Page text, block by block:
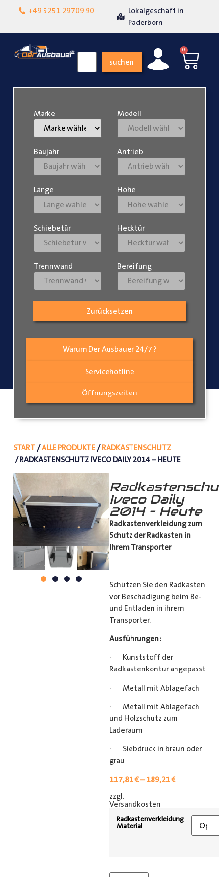
+49 5251 29709 90Lokalgeschäft in
suchen
0
Warum Der Ausbauer 24/7 ?
Servicehotline
Öffnungszeiten
Marke Modell
Baujahr Antrieb
Länge Höhe
Schiebetür Hecktür
Trennwand Bereifung
Zurücksetzen
START/ALLE PRODUKTE/RADKASTENSCHUTZ
/ RADKASTENSCHUTZ IVECO DAILY 2014 – HEUTE
Iveco Daily
2014 – Heute
Radkastenverkleidung zum
Schutz der Radkasten in
Ihrem Transporter
Schützen Sie den Radkasten
vor Beschädigung beim Be-
und Entladen in ihrem
Transporter.
Ausführungen:
· Kunststoff der
Radkastenkontur angepasst
· Metall mit Ablagefach
· Metall mit Ablagefach
und Holzschutz zum
Laderaum
· Siebdruck in braun oder
grau
117,81€–189,21€
zzgl.
Versandkosten
Radkastenverkleidung
Material